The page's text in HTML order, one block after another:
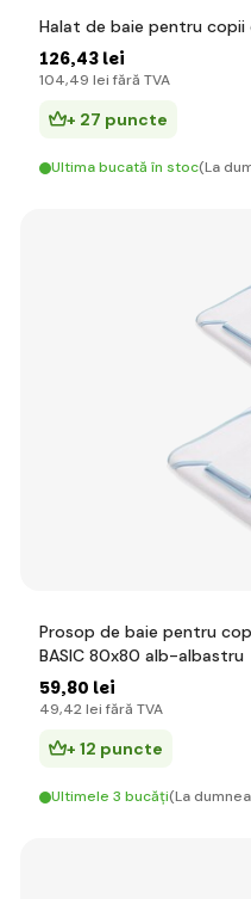
Halat de baie pentru
126,43 lei
104,49 lei fără TVA
+ 27 puncte
Ultima bucată în stoc(La
Prosop de baie pentru
BASIC 80x80 alb-albastru
59,80 lei
49,42 lei fără TVA
+ 12 puncte
Ultimele 3 bucăți(La